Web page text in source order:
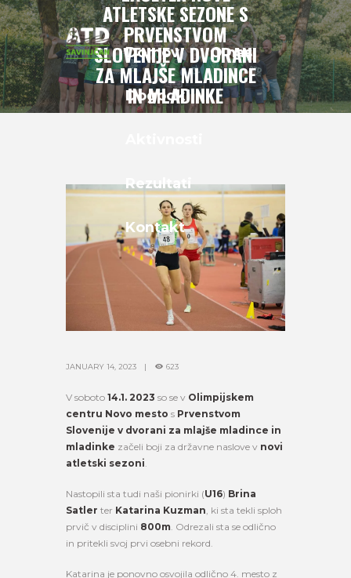
Domov O nas
Dogodki
Rezultati
Kontakt
ATLETSKE SEZONE S
PRVENSTVOM
SLOVENIJE V DVORANI
ZA MLAJŠE MLADINCE
IN MLADINKE
JANUARY 14, 2023 623
V soboto 14.1. 2023 so se v Olimpijskem
centru Novo mesto s Prvenstvom
Slovenije v dvorani za mlajše mladince in
mladinke začeli boji za državne naslove v novi
atletski sezoni
Nastopili sta tudi naši pionirki (U16) Brina
Satler ter Katarina Kuzman , ki sta tekli sploh
prvič v disciplini 800m . Odrezali sta se odlično
in pritekli svoj prvi osebni rekord.
Katarina je ponovno osvojila odlično 4. mesto z